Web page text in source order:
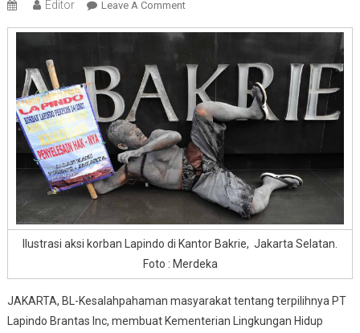
Editor Leave A CommentOn
PROPER
Lapindo
Ilustrasi aksi korban Lapindo di Kantor Bakrie, Jakarta Selatan.
Foto : Merdeka
JAKARTA, BL-Kesalahpahaman masyarakat tentang terpilihnya PT
Lapindo Brantas Inc, membuat Kementerian Lingkungan Hidup